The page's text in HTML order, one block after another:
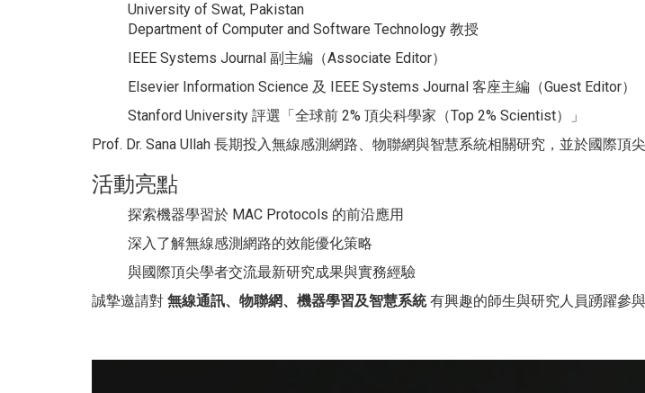
University of Swat, Pakistan
Department of Computer and Software Technology 教授
IEEE Systems Journal 副主編（Associate Editor）
Elsevier Information Science 及 IEEE Systems Journal 客座主編（Guest Editor）
Stanford University 評選「全球前 2% 頂尖科學家（Top 2% Scientist）」
Prof. Dr. Sana Ullah 長期投入無線感測網路、物聯網與智慧系統相關研究，並於國際
活動亮點
探索機器學習於 MAC Protocols 的前沿應用
深入了解無線感測網路的效能優化策略
與國際頂尖學者交流最新研究成果與實務經驗
誠摯邀請對 無線通訊、物聯網、機器學習及智慧系統有興趣的師生與研究人員踴躍參